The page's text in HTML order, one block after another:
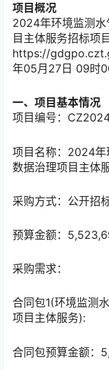
项目概况
2024年环境监测
目主体服务招标项
https://
年05月27日 09时
一、项目基本情况
项目编号：
项目名称：2024年
数据治理项目主体
采购方式：公开招
预算金额：
采购需求：
合同包1(环境监测
项目主体服务):
合同包预算金额：